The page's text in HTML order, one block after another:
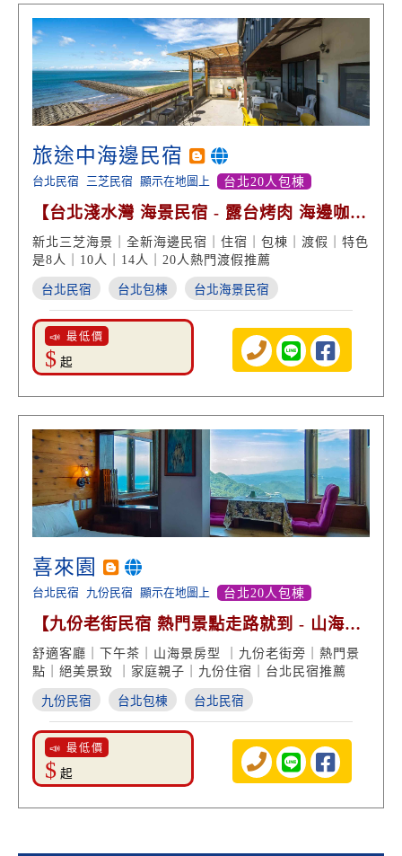
旅途中海邊民宿
台北民宿 三芝民宿 顯示在地圖上 台北20人包棟
【台北淺水灣 海景民宿 - 露台烤肉 海邊咖啡
玩沙踏浪】
新北三芝海景｜全新海邊民宿｜住宿｜包棟｜渡假｜特色
是8人｜10人｜14人｜20人熱門渡假推薦
台北民宿 台北包棟 台北海景民宿
📣 最低價
$ 起
喜來園
台北民宿 九份民宿 顯示在地圖上 台北20人包棟
【九份老街民宿 熱門景點走路就到 - 山海美
景 絕美房型】
舒適客廳｜下午茶｜山海景房型 ｜九份老街旁｜熱門景
點｜絕美景致 ｜家庭親子｜九份住宿｜台北民宿推薦
九份民宿 台北包棟 台北民宿
📣 最低價
$ 起